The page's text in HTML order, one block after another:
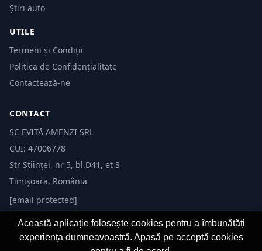
Știri auto
UTILE
Termeni și Condiții
Politica de Confidențialitate
Contactează-ne
CONTACT
SC EVITĂ AMENZI SRL
CUI: 47006778
Str Științei, nr 5, bl.D41, et 3
Timișoara, România
[email protected]
Această aplicație folosește cookies pentru a îmbunătăți
experiența dumneavoastră. Apasă pe acceptă cookies